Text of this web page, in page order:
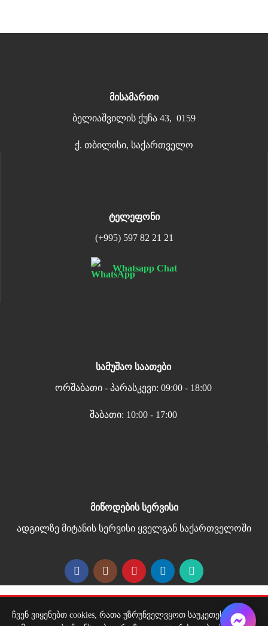
მისამართი
ბელიაშვილის ქუჩა 43, 0159
ქ. თბილისი, საქართველო
ტელეფონი
(+995) 597 82 21 21
Whatsapp Chat
სამუშაო საათები
ორშაბათი - პარასკევი: 09:00 - 18:00
შაბათი: 10:00 - 17:00
მიწოდების სერვისი
ადგილზე მიტანის სერვისი ყველგან საქართველოში
მარტივი გადახდა
ჩვენ ვიყენებთ cookies, რათა უზრუნველვყოთ საუკეთესო